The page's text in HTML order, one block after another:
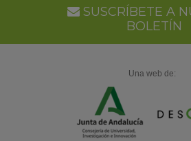
SUSCRÍBETE A
BOLETÍN
Una web de: